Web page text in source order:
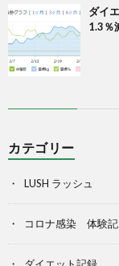
ダイ
1.3％
カテゴリー
LUSH ラッシュ
コロナ感染 体験記